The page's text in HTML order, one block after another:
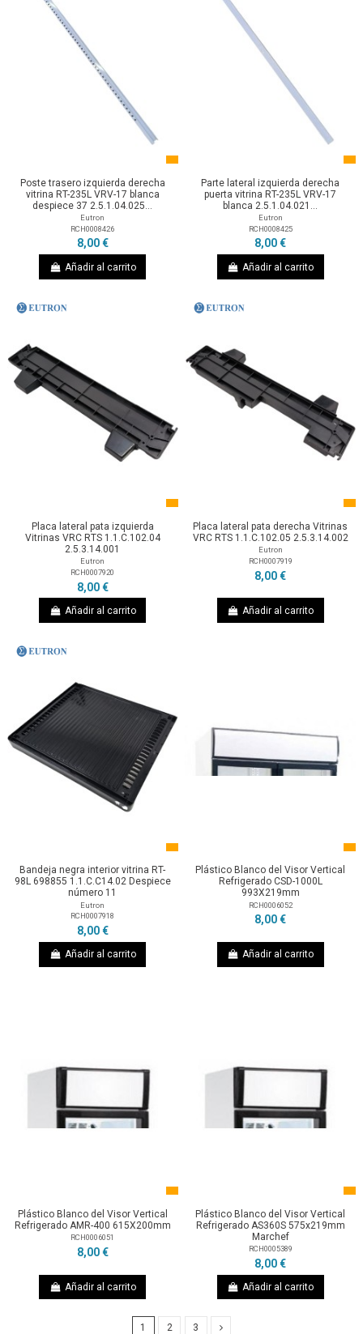
Poste trasero izquierda derecha
vitrina RT-235L VRV-17 blanca
despiece 37 2.5.1.04.025...
Eutron
RCH0008426
8,00 €
Añadir al carrito
Parte lateral izquierda derecha
puerta vitrina RT-235L VRV-17
blanca 2.5.1.04.021...
Eutron
RCH0008425
8,00 €
Añadir al carrito
Placa lateral pata izquierda
Vitrinas VRC RTS 1.1.C.102.04
2.5.3.14.001
Eutron
RCH0007920
8,00 €
Añadir al carrito
Placa lateral pata derecha Vitrinas
VRC RTS 1.1.C.102.05 2.5.3.14.002
Eutron
RCH0007919
8,00 €
Añadir al carrito
Bandeja negra interior vitrina RT-
98L 698855 1.1.C.C14.02 Despiece
número 11
Eutron
RCH0007918
8,00 €
Añadir al carrito
Plástico Blanco del Visor Vertical
Refrigerado CSD-1000L
993X219mm
RCH0006052
8,00 €
Añadir al carrito
Plástico Blanco del Visor Vertical
Refrigerado AMR-400 615X200mm
RCH0006051
8,00 €
Añadir al carrito
Plástico Blanco del Visor Vertical
Refrigerado AS360S 575x219mm
Marchef
RCH0005389
8,00 €
Añadir al carrito
1 2 3